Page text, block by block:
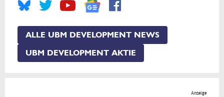
ALLE UBM DEVELOPMENT NEWS
UBM DEVELOPMENT AKTIE
Anzeige